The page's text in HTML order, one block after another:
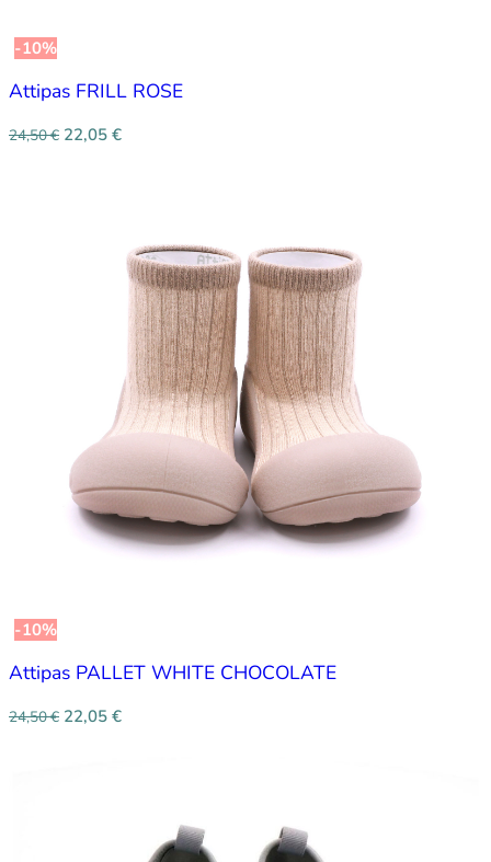
-10%
Attipas FRILL ROSE
24,50€ 22,05 €
-10%
Attipas PALLET WHITE CHOCOLATE
24,50€ 22,05 €